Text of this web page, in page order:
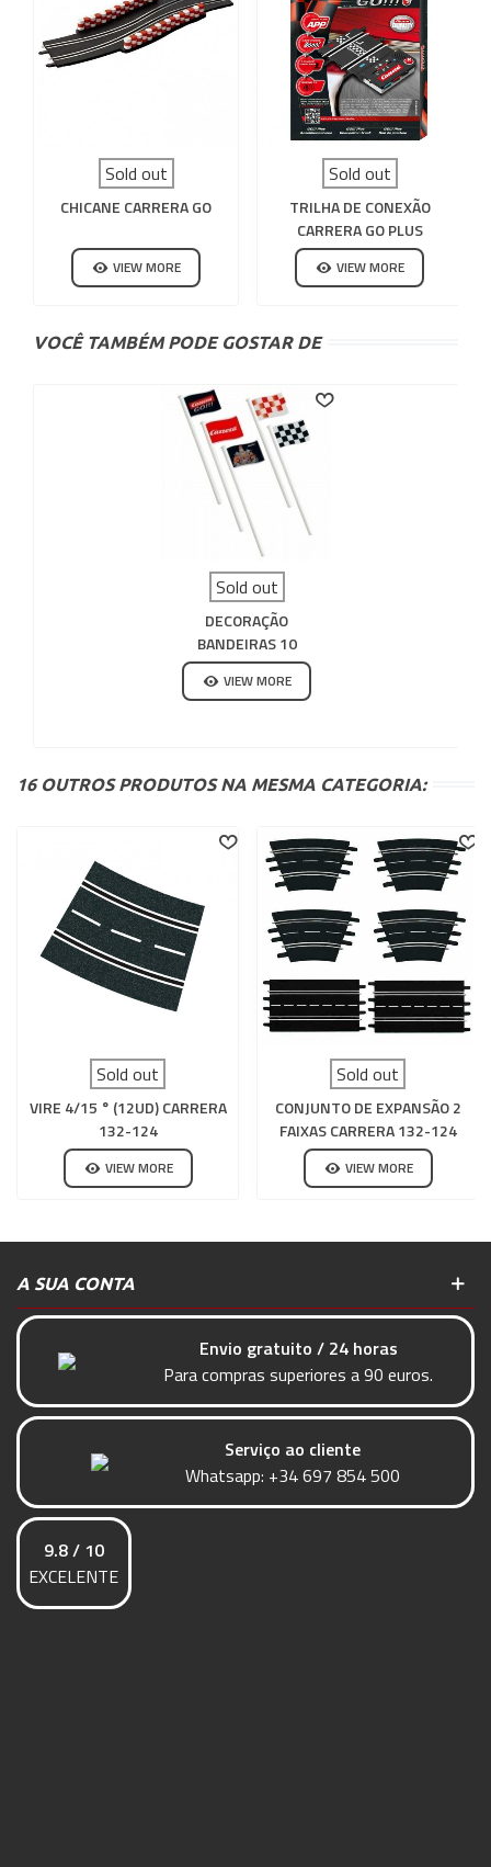
Sold out
CHICANE CARRERA GO
VIEW MORE
Sold out
TRILHA DE CONEXÃO
CARRERA GO PLUS
VIEW MORE
VOCÊ TAMBÉM PODE GOSTAR DE
Sold out
DECORAÇÃO
BANDEIRAS 10
UNIDADES CARRERA GO
VIEW MORE
16 OUTROS PRODUTOS NA MESMA CATEGORIA:
Sold out
VIRE 4/15 ° (12UD) CARRERA
132-124
VIEW MORE
Sold out
CONJUNTO DE EXPANSÃO 2
FAIXAS CARRERA 132-124
VIEW MORE
A SUA CONTA
Envio gratuito / 24 horas
Para compras superiores a 90 euros.
Serviço ao cliente
Whatsapp: +34 697 854 500
9.8 / 10
EXCELENTE